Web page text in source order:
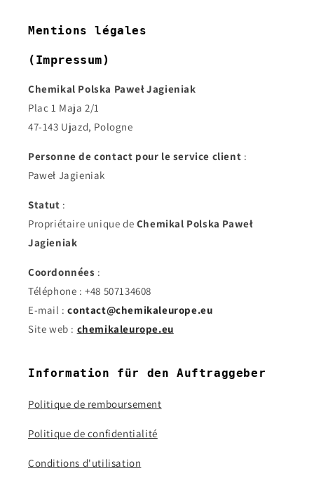
Mentions légales
(Impressum)
Chemikal Polska Paweł Jagieniak
Plac 1 Maja 2/1
47-143 Ujazd, Pologne
Personne de contact pour le service client :
Paweł Jagieniak
Statut :
Propriétaire unique de Chemikal Polska Paweł
Jagieniak
Coordonnées :
Téléphone : +48 507134608
E-mail :contact@chemikaleurope.eu
Site web : chemikaleurope.eu
Information für den Auftraggeber
Politique de remboursement
Politique de confidentialité
Conditions d'utilisation